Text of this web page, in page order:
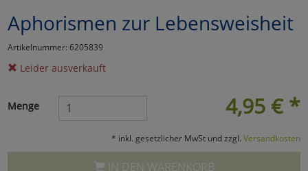
Aphorismen zur Lebensweisheit
Artikelnummer: 6205839
Leider ausverkauft
4,95 € *
Menge
* inkl. gesetzlicher MwSt und zzgl. Versandkosten
IN DEN WARENKORB
Marketing
Umfragetools
Cookies
Einstellungen speichern